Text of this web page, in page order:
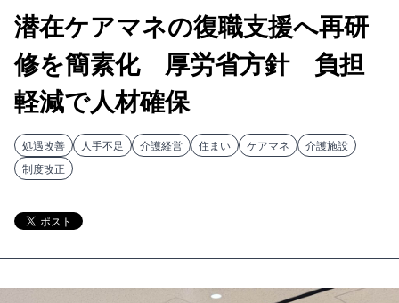
潜在ケアマネの復職支援へ再研
修を簡素化 厚労省方針 負担
軽減で人材確保
処遇改善 人手不足 介護経営 住まい ケアマネ
介護施設
制度改正